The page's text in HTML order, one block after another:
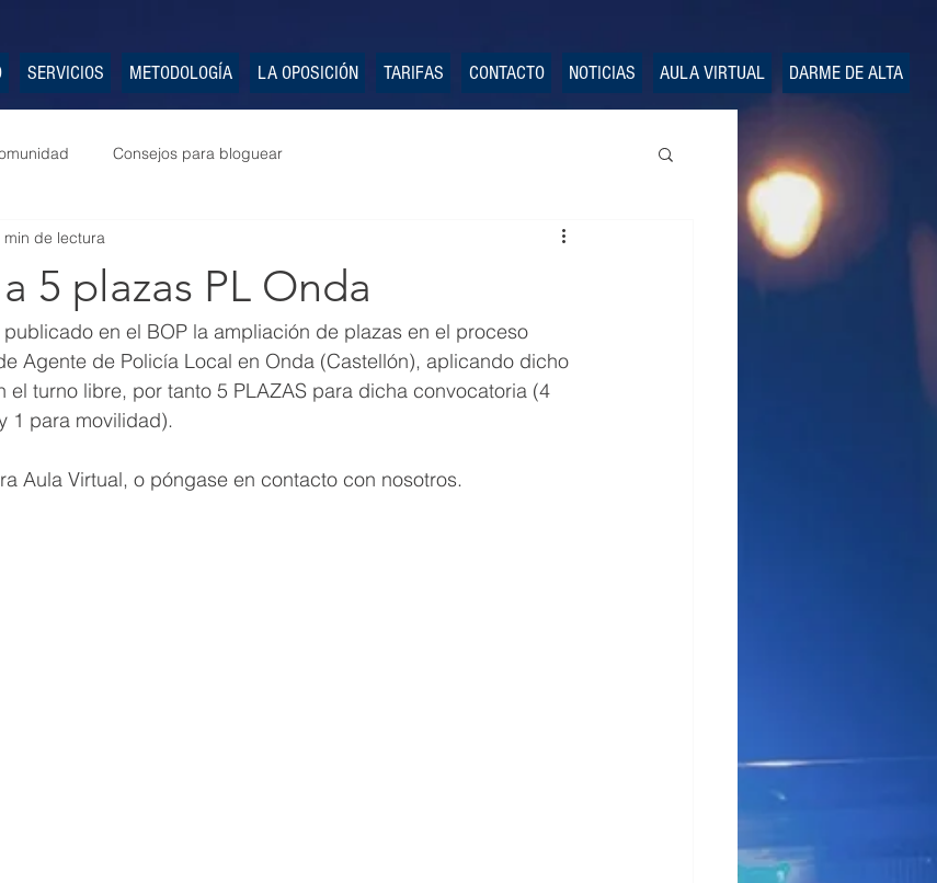
SERVICIOS METODOLOGÍA LA OPOSICIÓN TARIFAS CONTACTO NOTICIAS AULA VIRTUAL DARME DE ALTA
Consejos para bloguear
5 plazas PL Onda
min de lectura
en el BOP la ampliación de plazas en el proceso
Agente de Policía Local en Onda (Castellón), aplicando dicho
el turno libre, por tanto 5 PLAZAS para dicha convocatoria (4
1 para movilidad).
Aula Virtual, o póngase en contacto con nosotros.